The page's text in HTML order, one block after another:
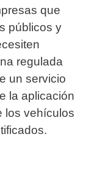
que
públicos y
regulada
un servicio
la aplicación
los vehículos